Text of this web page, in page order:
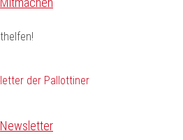
Newsletter